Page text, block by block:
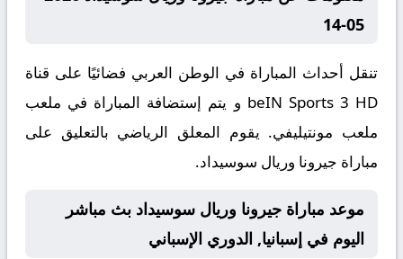
05-14
تنقل أحداث المباراة في الوطن العربي فضائيًا على قناة
beIN Sports 3 HD و يتم إستضافة المباراة في ملعب
ملعب مونتيليفي. يقوم المعلق الرياضي بالتعليق على
مباراة جيرونا وريال سوسيداد.
موعد مباراة جيرونا وريال سوسيداد بث مباشر
اليوم في إسبانيا, الدوري الإسباني